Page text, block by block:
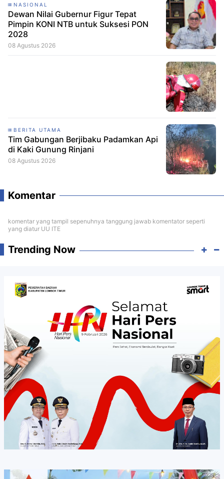
NASIONAL
Dewan Nilai Gubernur Figur Tepat
Pimpin KONI NTB untuk Suksesi PON
2028
08 Agustus 2026
BERITA UTAMA
Tim Gabungan Berjibaku Padamkan Api
di Kaki Gunung Rinjani
08 Agustus 2026
Komentar
komentar yang tampil sepenuhnya tanggung jawab komentator seperti
yang diatur UU ITE
Trending Now